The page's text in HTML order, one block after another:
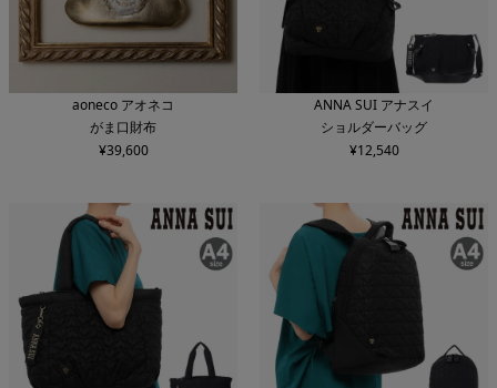
aoneco アオネコ
がま口財布
¥39,600
ANNA SUI アナスイ
ショルダーバッグ
¥12,540